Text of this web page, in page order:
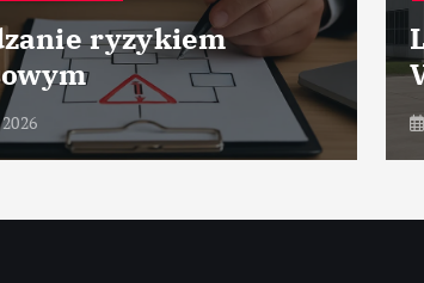
Leonardo Aircraft Factory –
Venegono – Włochy
6 sierpnia, 2026